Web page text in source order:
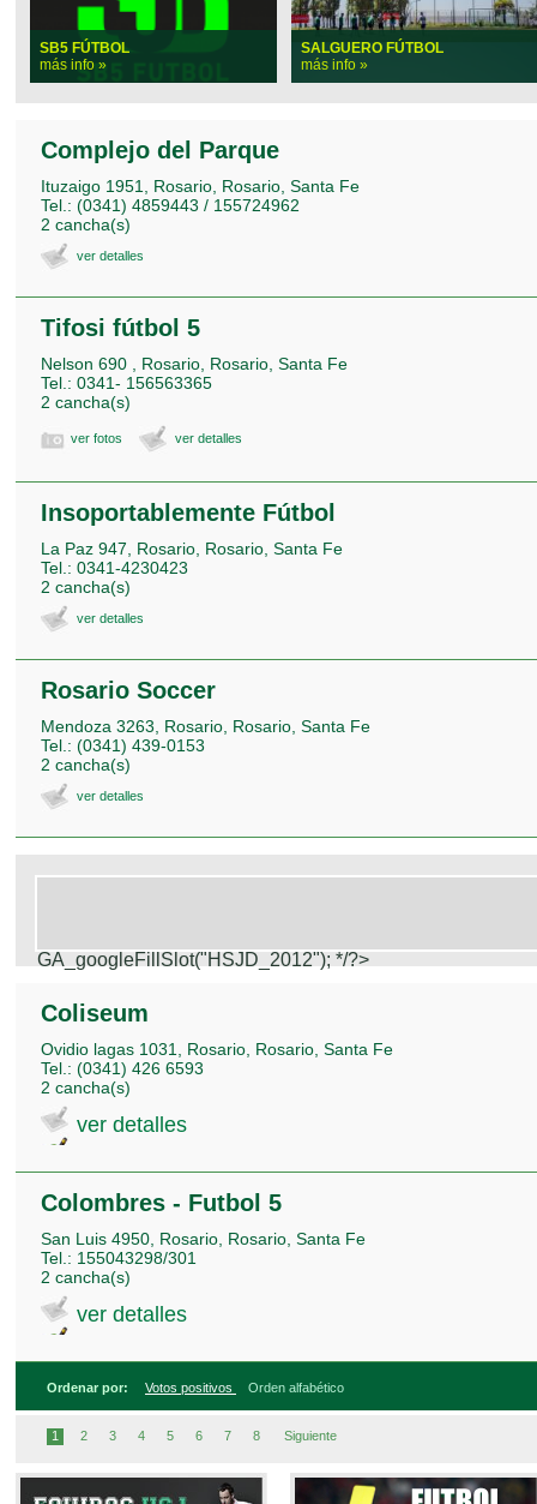
SB5 FÚTBOL
más info »
SALGUERO FÚTBOL
más info »
Complejo del Parque
Ituzaigo 1951, Rosario, Rosario, Santa Fe
Tel.: (0341) 4859443 / 155724962
2 cancha(s)
ver detalles
Tifosi fútbol 5
Nelson 690 , Rosario, Rosario, Santa Fe
Tel.: 0341- 156563365
2 cancha(s)
ver fotos ver detalles
Insoportablemente Fútbol
La Paz 947, Rosario, Rosario, Santa Fe
Tel.: 0341-4230423
2 cancha(s)
ver detalles
Rosario Soccer
Mendoza 3263, Rosario, Rosario, Santa Fe
Tel.: (0341) 439-0153
2 cancha(s)
ver detalles
GA_googleFillSlot("HSJD_2012"); */?>
Coliseum
Ovidio lagas 1031, Rosario, Rosario, Santa Fe
Tel.: (0341) 426 6593
2 cancha(s)
ver detalles
Colombres - Futbol 5
San Luis 4950, Rosario, Rosario, Santa Fe
Tel.: 155043298/301
2 cancha(s)
ver detalles
Ordenar por: Votos positivos Orden alfabético
1 2 3 4 5 6 7 8 Siguiente